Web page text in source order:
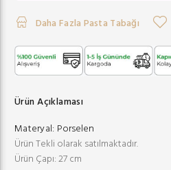
Daha Fazla Pasta Tabağı
Ürün Açıklaması
Materyal: Porselen
Ürün Tekli olarak satılmaktadır.
Ürün Çapı: 27 cm